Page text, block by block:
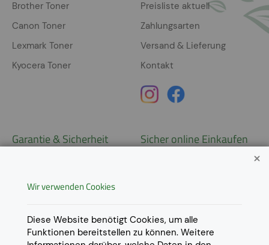
Brother Toner
Canon Toner
Lexmark Toner
Kyocera Toner
Preisliste aktuell
Zahlungsarten
Versand & Lieferung
Kontakt
Garantie & Sicherheit
Datenschutz
Impressum
Sicher online Einkaufen
Lieferungen in weitere Länder
gerne aufAnfrage
Wir verwenden Cookies
Diese Website benötigt Cookies, um alle
Funktionen bereitstellen zu können. Weitere